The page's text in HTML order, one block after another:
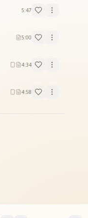
5:47
5:00
4:34
4:58